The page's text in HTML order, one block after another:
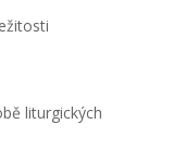
liturgických